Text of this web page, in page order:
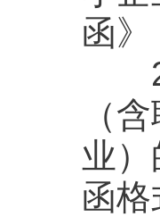
函
2.
（
业
函